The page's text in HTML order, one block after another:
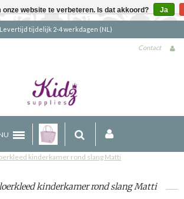
Gratis verzending boven €90 (NL)
Contact
kinderkamer rond slang Matti
kinderkamer rond slang Matti
onze website te verbeteren. Is dat akkoord? Ja